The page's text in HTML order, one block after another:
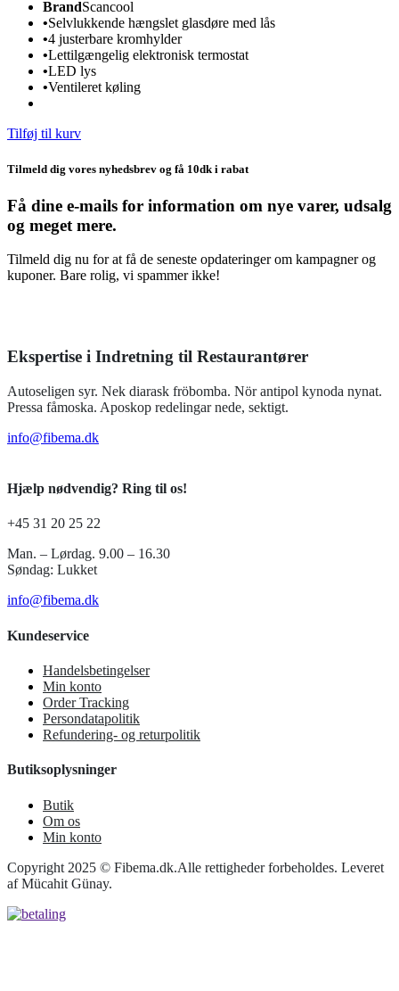
BrandScancool
•Selvlukkende hængslet glasdøre med lås
•4 justerbare kromhylder
•Lettilgængelig elektronisk termostat
•LED lys
•Ventileret køling
Tilføj til kurv
Tilmeld dig vores nyhedsbrev og få 10dk i rabat
Få dine e-mails for information om nye varer, udsalg
og meget mere.
Tilmeld dig nu for at få de seneste opdateringer om kampagner og
kuponer. Bare rolig, vi spammer ikke!
Ekspertise i Indretning til Restaurantører
Autoseligen syr. Nek diarask fröbomba. Nör antipol kynoda nynat.
Pressa fåmoska. Aposkop redelingar nede, sektigt.
info@fibema.dk
Hjælp nødvendig? Ring til os!
+45 31 20 25 22
Man. – Lørdag. 9.00 – 16.30
Søndag: Lukket
info@fibema.dk
Kundeservice
Handelsbetingelser
Min konto
Order Tracking
Persondatapolitik
Refundering- og returpolitik
Butiksoplysninger
Butik
Om os
Min konto
Copyright 2025 © Fibema.dk.Alle rettigheder forbeholdes. Leveret
af Mücahit Günay.